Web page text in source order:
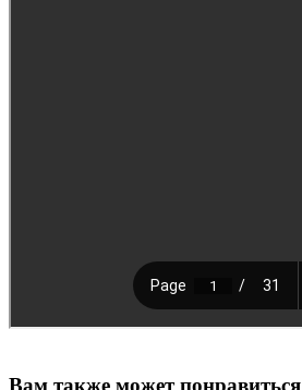
Вам также может понравиться